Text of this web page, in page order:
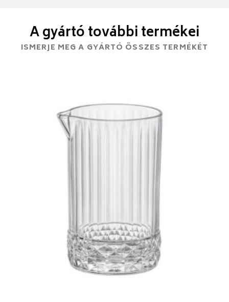
A gyártó további termékei
ISMERJE MEG A GYÁRTÓ ÖSSZES TERMÉKÉT